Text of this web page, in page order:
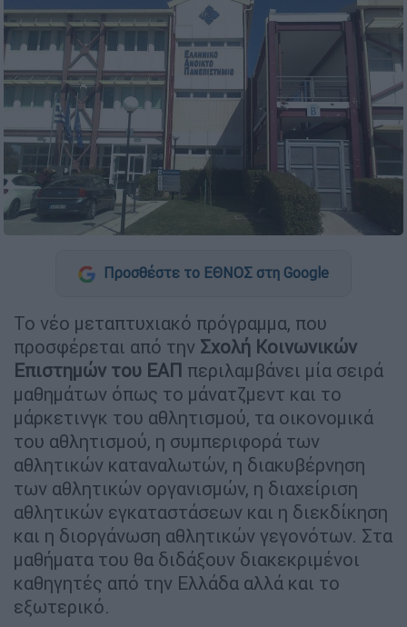
Προσθέστε το ΕΘΝΟΣ στη Google
Το νέο μεταπτυχιακό πρόγραμμα, που
προσφέρεται από την Σχολή Κοινωνικών
Επιστημών του ΕΑΠ περιλαμβάνει μία σειρά
μαθημάτων όπως το μάνατζμεντ και το
μάρκετινγκ του αθλητισμού, τα οικονομικά
του αθλητισμού, η συμπεριφορά των
αθλητικών καταναλωτών, η διακυβέρνηση
των αθλητικών οργανισμών, η διαχείριση
αθλητικών εγκαταστάσεων και η διεκδίκηση
και η διοργάνωση αθλητικών γεγονότων. Στα
μαθήματα του θα διδάξουν διακεκριμένοι
καθηγητές από την Ελλάδα αλλά και το
εξωτερικό.